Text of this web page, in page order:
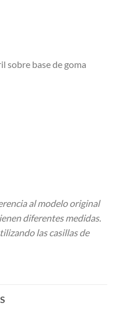
sobre base de goma
al modelo original
diferentes medidas.
las casillas de